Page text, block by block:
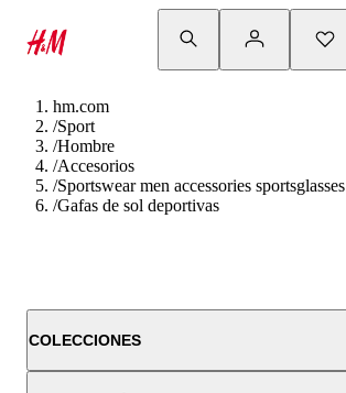
hm.com
/Sport
/Hombre
/Accesorios
/Sportswear men accessories sportsglasses
/Gafas de sol deportivas
COLECCIONES